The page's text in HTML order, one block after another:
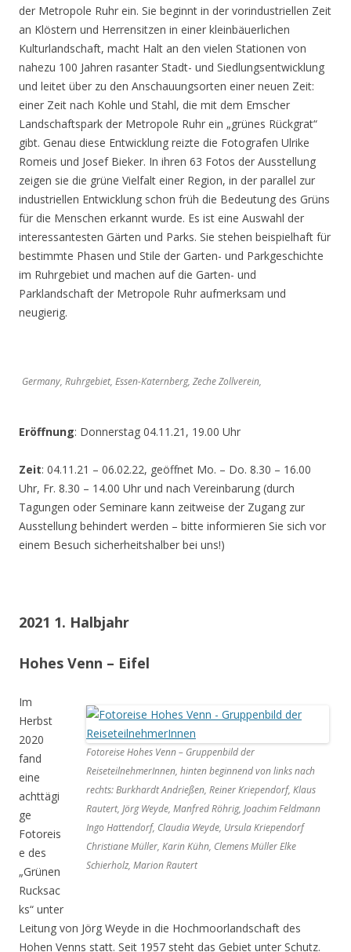
der Metropole Ruhr ein. Sie beginnt in der vorindustriellen Zeit
an Klöstern und Herrensitzen in einer kleinbäuerlichen
Kulturlandschaft, macht Halt an den vielen Stationen von
nahezu 100 Jahren rasanter Stadt- und Siedlungsentwicklung
und leitet über zu den Anschauungsorten einer neuen Zeit:
einer Zeit nach Kohle und Stahl, die mit dem Emscher
Landschaftspark der Metropole Ruhr ein „grünes Rückgrat“
gibt. Genau diese Entwicklung reizte die Fotografen Ulrike
Romeis und Josef Bieker. In ihren 63 Fotos der Ausstellung
zeigen sie die grüne Vielfalt einer Region, in der parallel zur
industriellen Entwicklung schon früh die Bedeutung des Grüns
für die Menschen erkannt wurde. Es ist eine Auswahl der
interessantesten Gärten und Parks. Sie stehen beispielhaft für
bestimmte Phasen und Stile der Garten- und Parkgeschichte
im Ruhrgebiet und machen auf die Garten- und
Parklandschaft der Metropole Ruhr aufmerksam und
neugierig.
Germany, Ruhrgebiet, Essen-Katernberg, Zeche Zollverein,
Eröffnung: Donnerstag 04.11.21, 19.00 Uhr
Zeit: 04.11.21 – 06.02.22, geöffnet Mo. – Do. 8.30 – 16.00
Uhr, Fr. 8.30 – 14.00 Uhr und nach Vereinbarung (durch
Tagungen oder Seminare kann zeitweise der Zugang zur
Ausstellung behindert werden – bitte informieren Sie sich vor
einem Besuch sicherheitshalber bei uns!)
2021 1. Halbjahr
Hohes Venn – Eifel
Fotoreise Hohes Venn – Gruppenbild der
ReiseteilnehmerInnen, hinten beginnend von links nach
rechts: Burkhardt Andrießen, Reiner Kriependorf, Klaus
Rautert, Jörg Weyde, Manfred Röhrig, Joachim Feldmann
Ingo Hattendorf, Claudia Weyde, Ursula Kriependorf
Christiane Müller, Karin Kühn, Clemens Müller Elke
Schierholz, Marion Rautert
Im
Herbst
2020
fand
eine
achttägi
ge
Fotoreis
e des
„Grünen
Rucksac
ks“ unter
Leitung von Jörg Weyde in die Hochmoorlandschaft des
Hohen Venns statt. Seit 1957 steht das Gebiet unter Schutz.